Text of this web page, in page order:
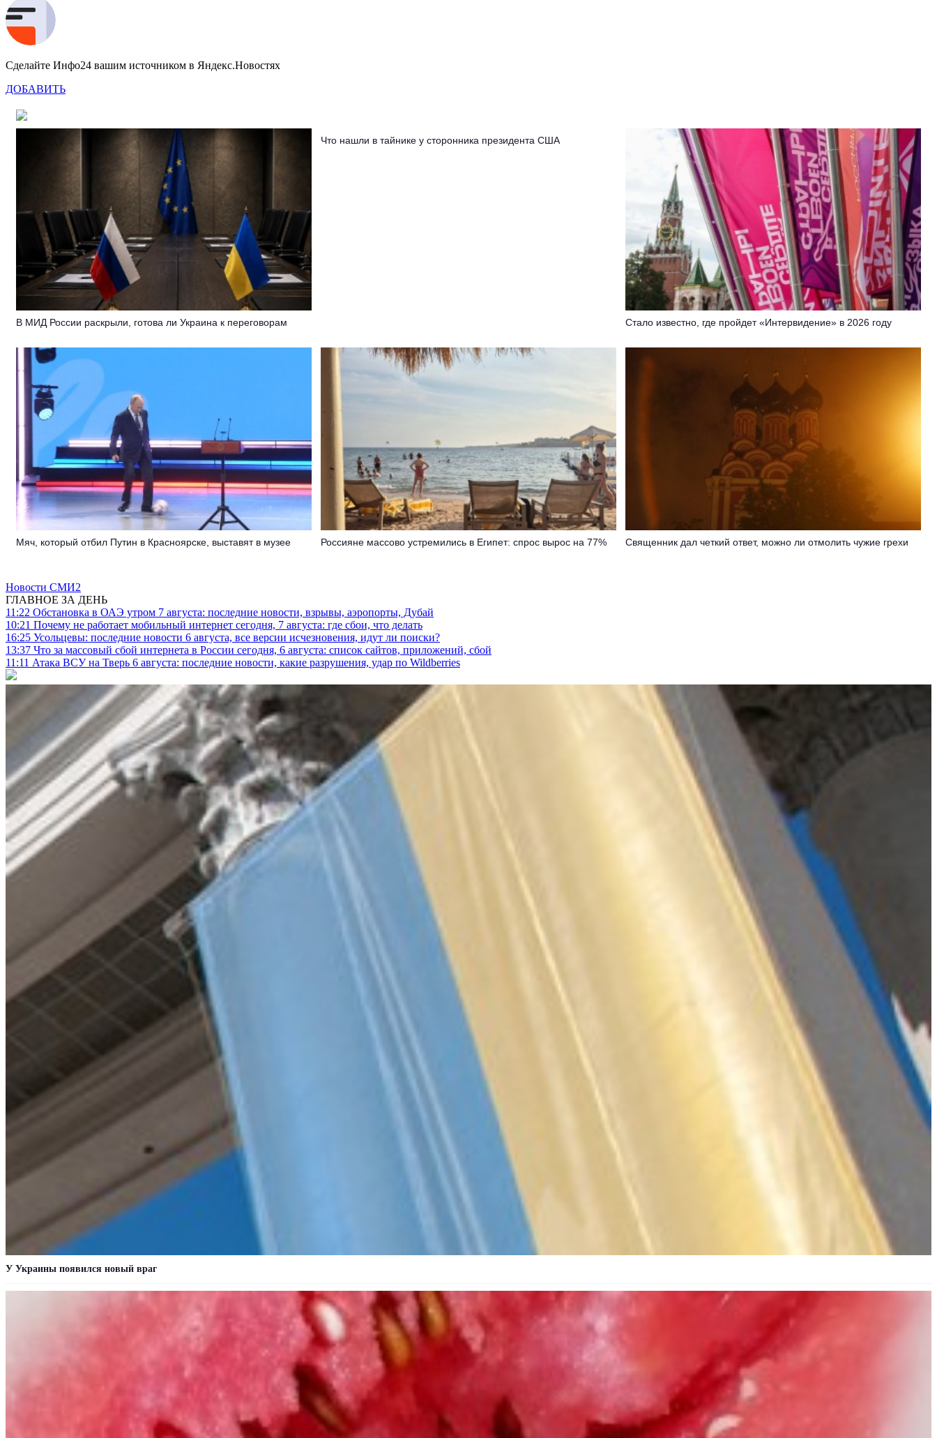
Сделайте Инфо24 вашим источником в Яндекс.Новостях
ДОБАВИТЬ
В МИД России раскрыли, готова ли Украина к переговорам
Что нашли в тайнике у сторонника президента США
Стало известно, где пройдет «Интервидение» в 2026 году
Мяч, который отбил Путин в Красноярске, выставят в музее Россияне массово устремились в Египет: спрос вырос на 77% Священник дал четкий ответ, можно ли отмолить чужие грехи
Новости СМИ2
ГЛАВНОЕ ЗА ДЕНЬ
11:22 Обстановка в ОАЭ утром 7 августа: последние новости, взрывы, аэропорты, Дубай
10:21 Почему не работает мобильный интернет сегодня, 7 августа: где сбои, что делать
16:25 Усольцевы: последние новости 6 августа, все версии исчезновения, идут ли поиски?
13:37 Что за массовый сбой интернета в России сегодня, 6 августа: список сайтов, приложений, сбой
11:11 Атака ВСУ на Тверь 6 августа: последние новости, какие разрушения, удар по Wildberries
У Украины появился новый враг